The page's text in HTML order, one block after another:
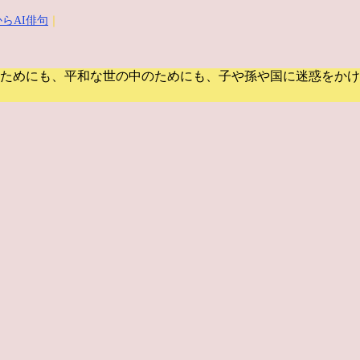
らAI俳句
めにも、平和な世の中のためにも、子や孫や国に迷惑をかけ